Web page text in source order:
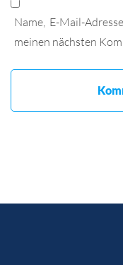
Name, E-Mail-
meinen nächsten